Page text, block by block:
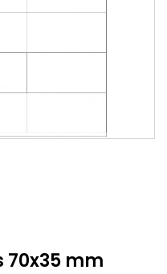
70x35 mm